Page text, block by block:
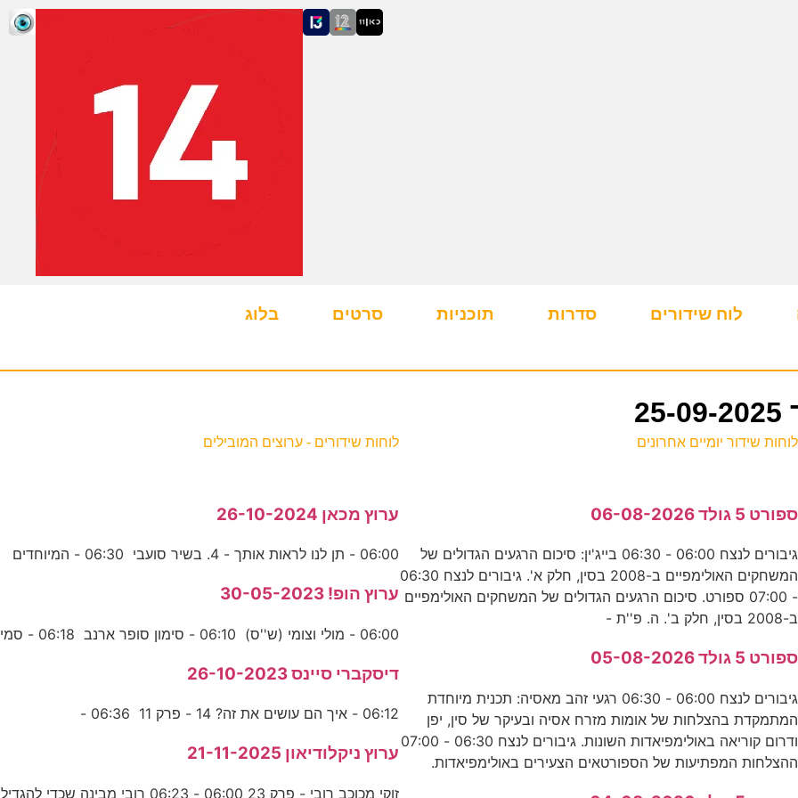
לוח שידורים סדרות תוכניות סרטים בלוג
לוחות שידור יומיים אחרונים
ספורט 5 גולד 06-08-2026
גיבורים לנצח 06:00 - 06:30 בייג'ין: סיכום הרגעים הגדולים של
המשחקים האולימפיים ב-2008 בסין, חלק א'. גיבורים לנצח 06:30
- 07:00 ספורט. סיכום הרגעים הגדולים של המשחקים האולימפיים
ב-2008 בסין, חלק ב'. ה. פ''ת -
ספורט 5 גולד 05-08-2026
גיבורים לנצח 06:00 - 06:30 רגעי זהב מאסיה: תכנית מיוחדת
המתמקדת בהצלחות של אומות מזרח אסיה ובעיקר של סין, יפן
ודרום קוריאה באולימפיאדות השונות. גיבורים לנצח 06:30 - 07:00
ההצלחות המפתיעות של הספורטאים הצעירים באולימפיאדות.
לוחות שידורים - ערוצים המובילים
ערוץ מכאן 26-10-2024
06:00 - תן לנו לראות אותך - 4. בשיר סועבי 06:30 - המיוחדים
ערוץ הופ! 30-05-2023
06:00 - מולי וצומי (ש''ס) 06:10 - סימון סופר ארנב 06:18 - סמי
דיסקברי סיינס 26-10-2023
06:12 - איך הם עושים את זה? 14 - פרק 11 06:36 -
ערוץ ניקלודיאון 21-11-2025
זוקי מכוכב רובי - פרק 23 06:00 - 06:23 רובי מבינה שכדי להגדיל